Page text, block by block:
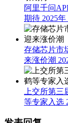
阿里千问
期待 2025年
存储芯片市
来涨价潮
上交所第
等专家入选